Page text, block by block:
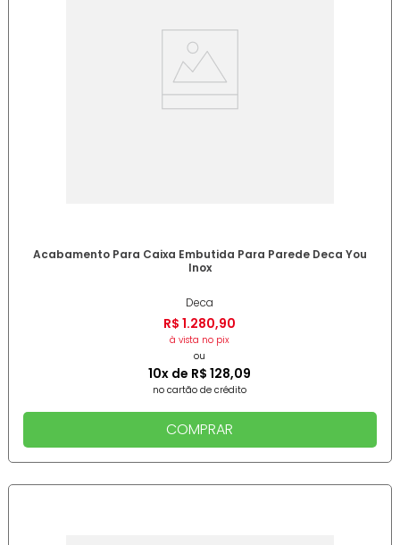
Acabamento Para Caixa Embutida Para Parede Deca You
Inox
Deca
R$ 1.280,90
à vista no pix
ou
10x de R$ 128,09
no cartão de crédito
COMPRAR